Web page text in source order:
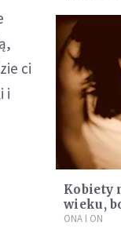
ci
i
Kobiety
wieku,
ONA I ON